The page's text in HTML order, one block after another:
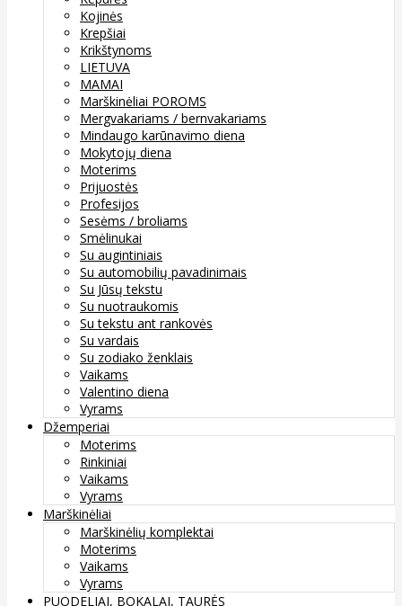
Kojinės
Krepšiai
Krikštynoms
LIETUVA
MAMAI
Marškinėliai POROMS
Mergvakariams / bernvakariams
Mindaugo karūnavimo diena
Mokytojų diena
Moterims
Prijuostės
Profesijos
Sesėms / broliams
Smėlinukai
Su augintiniais
Su automobilių pavadinimais
Su Jūsų tekstu
Su nuotraukomis
Su tekstu ant rankovės
Su vardais
Su zodiako ženklais
Vaikams
Valentino diena
Vyrams
Džemperiai
Moterims
Rinkiniai
Vaikams
Vyrams
Marškinėliai
Marškinėlių komplektai
Moterims
Vaikams
Vyrams
PUODELIAI, BOKALAI, TAURĖS